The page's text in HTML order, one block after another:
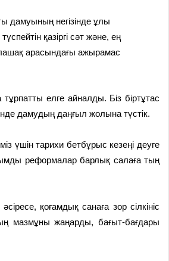
дамуының негізінде ұлы
қазіргі сәт және, ең
арасындағы ажырамас
тұрпатты елге айналды. Біз біртұтас
дамудың даңғыл жолына түстік.
үшін тарихи бетбұрыс кезеңі деуге
реформалар барлық салаға тың
әсіресе, қоғамдық санаға зор сілкініс
мазмұны жаңарды, бағыт-бағдары